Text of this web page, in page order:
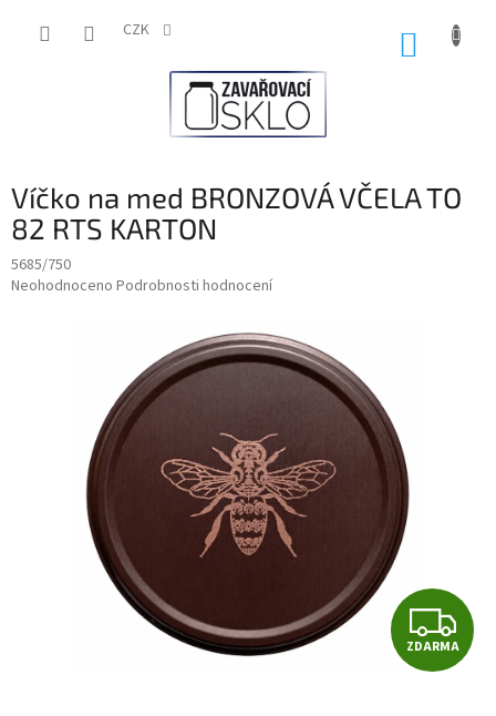
CZK
Víčko na med BRONZOVÁ VČELA TO
82 RTS KARTON
5685/750
Průměrné
Neohodnoceno Podrobnosti hodnocení
Z
D
ZDARMA